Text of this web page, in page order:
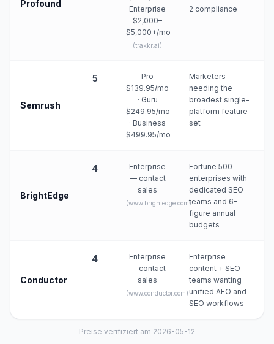
Profound
Enterprise
$2,000–
$5,000+/mo
(trakkr.ai)
2 compliance
Semrush
5
Pro
$139.95/mo
· Guru
$249.95/mo
· Business
$499.95/mo
Marketers
needing the
broadest single-
platform feature
set
BrightEdge
4
Enterprise
— contact
sales
(www.brightedge.com)
Fortune 500
enterprises with
dedicated SEO
teams and 6-
figure annual
budgets
Conductor
4
Enterprise
— contact
sales
(www.conductor.com)
Enterprise
content + SEO
teams wanting
unified AEO and
SEO workflows
Preise verifiziert am 2026-05-12